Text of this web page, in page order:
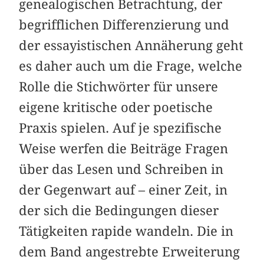
genealogischen Betrachtung, der
begrifflichen Differenzierung und
der essayistischen Annäherung geht
es daher auch um die Frage, welche
Rolle die Stichwörter für unsere
eigene kritische oder poetische
Praxis spielen. Auf je spezifische
Weise werfen die Beiträge Fragen
über das Lesen und Schreiben in
der Gegenwart auf – einer Zeit, in
der sich die Bedingungen dieser
Tätigkeiten rapide wandeln. Die in
dem Band angestrebte Erweiterung